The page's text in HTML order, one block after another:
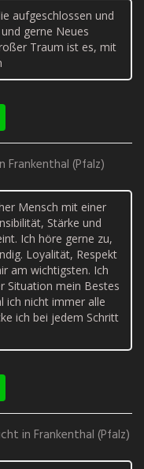
aufgeschlossen und
gerne Neues
Traum ist es, mit
Frankenthal (Pfalz)
Mensch mit einer
Stärke und
Ich höre gerne zu,
Loyalität, Respekt
am wichtigsten. Ich
Situation mein Bestes
ich nicht immer alle
ich bei jedem Schritt
in Frankenthal (Pfalz)